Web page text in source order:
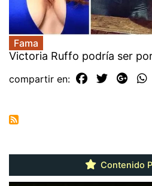
Fama
Victoria Ruffo podría ser
compartir en:
Contenido